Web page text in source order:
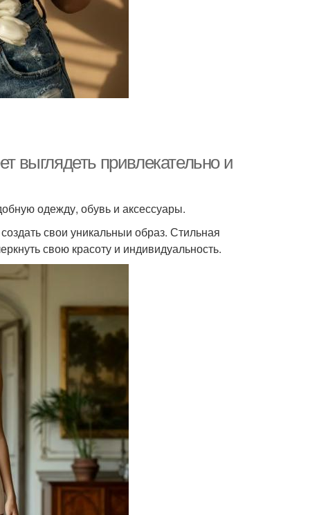
выглядеть привлекательно и
одежду, обувь и аксессуары.
свои уникальныи образ. Стильная
свою красоту и индивидуальность.